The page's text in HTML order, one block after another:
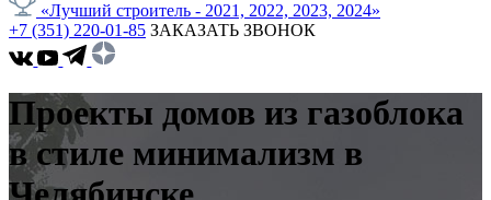
«Лучший строитель - 2021, 2022, 2023, 2024»
+7 (351) 220-01-85 ЗАКАЗАТЬ ЗВОНОК
Проекты домов из газоблока
в стиле минимализм в